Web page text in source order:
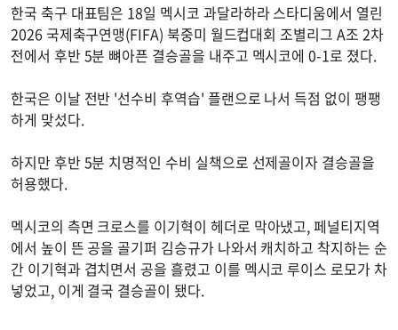
한국 축구 대표팀은 18일 멕시코 과달라하라 스타디움에서 열린
2026 국제축구연맹(FIFA) 북중미 월드컵대회 조별리그 A조 2차
전에서 후반 5분 뼈아픈 결승골을 내주고 멕시코에 0-1로 졌다.
한국은 이날 전반 '선수비 후역습' 플랜으로 나서 득점 없이 팽팽
하게 맞섰다.
하지만 후반 5분 치명적인 수비 실책으로 선제골이자 결승골을
허용했다.
멕시코의 측면 크로스를 이기혁이 헤더로 막아냈고, 페널티지역
에서 높이 뜬 공을 골기퍼 김승규가 나와서 캐치하고 착지하는 순
간 이기혁과 겹치면서 공을 흘렸고 이를 멕시코 루이스 로모가 차
넣었고, 이게 결국 결승골이 됐다.